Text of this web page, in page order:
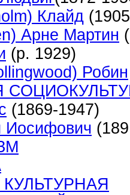
Клайд
Арне Мартин
(р. 1929)
Робин
(1869-1947)